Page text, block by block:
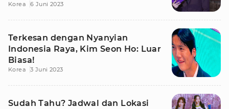
Korea 6 Juni 2023
Terkesan dengan Nyanyian
Indonesia Raya, Kim Seon Ho: Luar
Biasa!
Korea 3 Juni 2023
Sudah Tahu? Jadwal dan Lokasi